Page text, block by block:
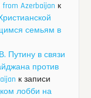
Azerbaijan к
семьям в
Путину в связи
против
к записи
лобби на